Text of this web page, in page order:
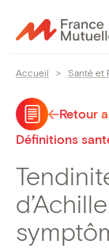
au
Accueil > Santé et
Retour
Définitions